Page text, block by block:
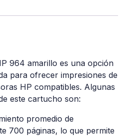
964 amarillo es una opción
para ofrecer impresiones de
HP compatibles. Algunas
este cartucho son:
promedio de
700 páginas, lo que permite